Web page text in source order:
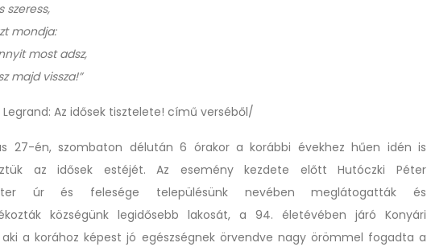
szeress,
mondja:
most adsz,
majd vissza!”
Legrand: Az idősek tisztelete! című verséből/
27-én, szombaton délután 6 órakor a korábbi évekhez hűen idén is
az idősek estéjét. Az esemény kezdete előtt Hutóczki Péter
úr és felesége településünk nevében meglátogatták és
községünk legidősebb lakosát, a 94. életévében járó Konyári
aki a korához képest jó egészségnek örvendve nagy örömmel fogadta a